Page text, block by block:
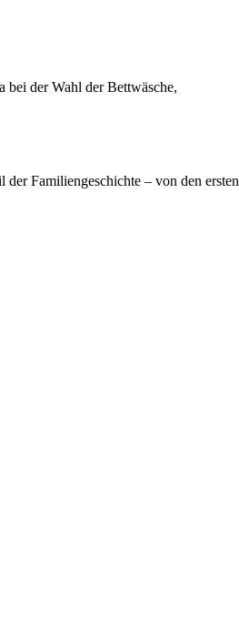
der Wahl der Bettwäsche,
Familiengeschichte – von den ersten